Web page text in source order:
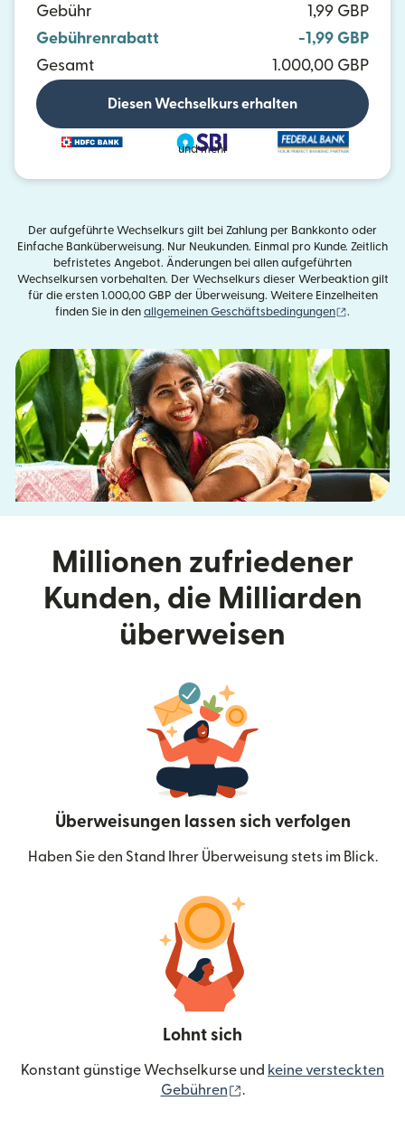
Gebühr
1,99 GBP
Gebührenrabatt
-1,99 GBP
Gesamt
1.000,00 GBP
Diesen Wechselkurs erhalten
und mehr
Der aufgeführte Wechselkurs gilt bei Zahlung per Bankkonto oder
Einfache Banküberweisung. Nur Neukunden. Einmal pro Kunde. Zeitlich
befristetes Angebot. Änderungen bei allen aufgeführten
Wechselkursen vorbehalten. Der Wechselkurs dieser Werbeaktion gilt
für die ersten 1.000,00 GBP der Überweisung. Weitere Einzelheiten
finden Sie in den allgemeinen Geschäftsbedingungen .
Millionen zufriedener
Kunden, die Milliarden
überweisen
Überweisungen lassen sich verfolgen
Haben Sie den Stand Ihrer Überweisung stets im Blick.
Lohnt sich
Konstant günstige Wechselkurse und keine versteckten
Gebühren
.